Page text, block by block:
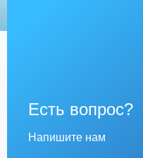
Есть вопрос?
Напишите нам